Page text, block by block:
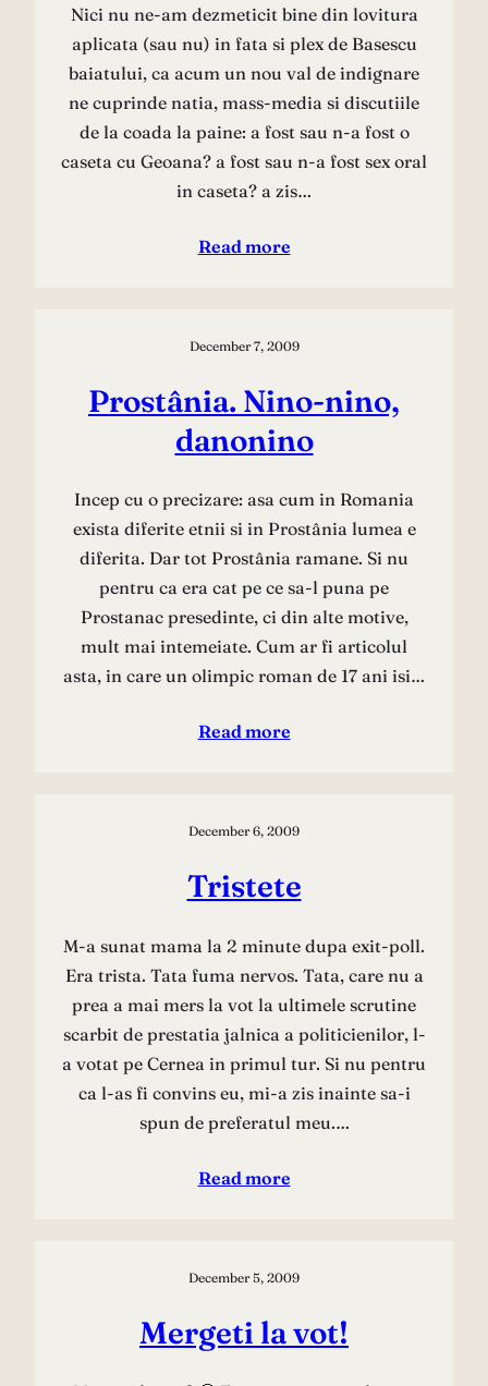
Nici nu ne-am dezmeticit bine din lovitura
aplicata (sau nu) in fata si plex de Basescu
baiatului, ca acum un nou val de indignare
ne cuprinde natia, mass-media si discutiile
de la coada la paine: a fost sau n-a fost o
caseta cu Geoana? a fost sau n-a fost sex oral
in caseta? a zis…
Read more
December 7, 2009
Prostânia. Nino-nino,
danonino
Incep cu o precizare: asa cum in Romania
exista diferite etnii si in Prostânia lumea e
diferita. Dar tot Prostânia ramane. Si nu
pentru ca era cat pe ce sa-l puna pe
Prostanac presedinte, ci din alte motive,
mult mai intemeiate. Cum ar fi articolul
asta, in care un olimpic roman de 17 ani isi…
Read more
December 6, 2009
Tristete
M-a sunat mama la 2 minute dupa exit-poll.
Era trista. Tata fuma nervos. Tata, care nu a
prea a mai mers la vot la ultimele scrutine
scarbit de prestatia jalnica a politicienilor, l-
a votat pe Cernea in primul tur. Si nu pentru
ca l-as fi convins eu, mi-a zis inainte sa-i
spun de preferatul meu.…
Read more
December 5, 2009
Mergeti la vot!